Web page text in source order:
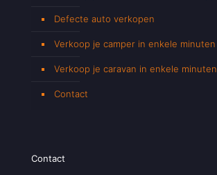
Defecte auto verkopen
Verkoop je camper in enkele minuten
Verkoop je caravan in enkele minuten
Contact
Contact